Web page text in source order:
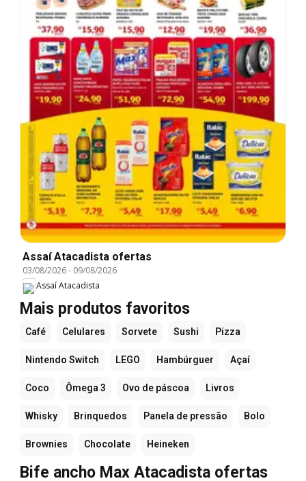
Assaí Atacadista ofertas
03/08/2026- 09/08/2026
Assaí Atacadista
Mais produtos favoritos
Café Celulares Sorvete Sushi Pizza
Nintendo Switch LEGO Hambúrguer Açaí
Coco Ômega 3 Ovo de páscoa Livros
Whisky Brinquedos Panela de pressão Bolo
Brownies Chocolate Heineken
Bife ancho Max Atacadista ofertas